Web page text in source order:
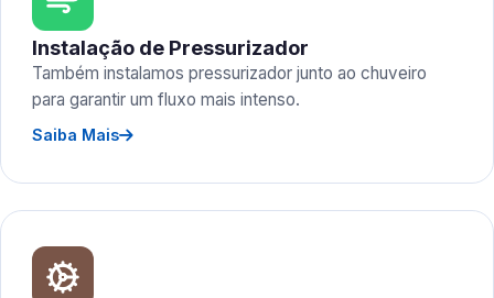
Instalação de Pressurizador
Também instalamos pressurizador junto ao chuveiro
para garantir um fluxo mais intenso.
Saiba Mais